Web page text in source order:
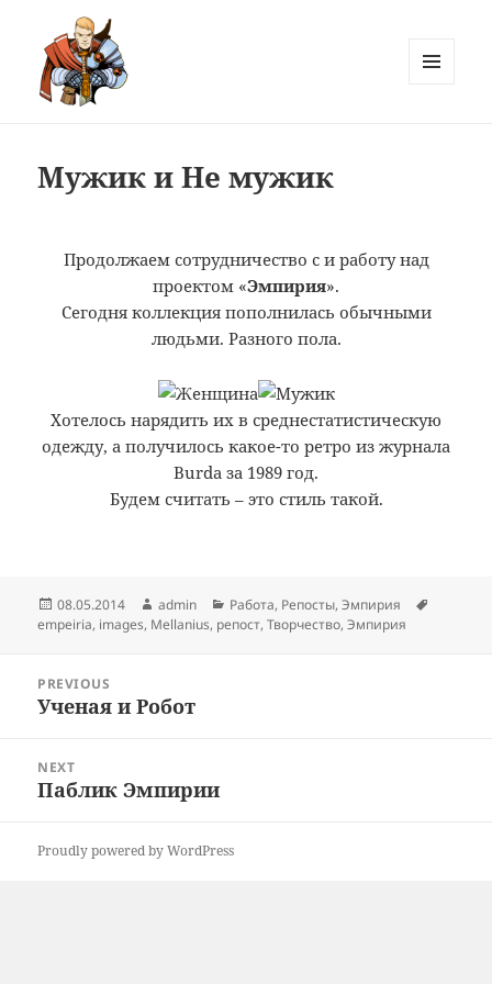
Мужик и Не мужик
Продолжаем сотрудничество с и работу над
проектом «Эмпирия».
Сегодня коллекция пополнилась обычными
людьми. Разного пола.
Хотелось нарядить их в среднестатистическую
одежду, а получилось какое-то ретро из журнала
Burda за 1989 год.
Будем считать – это стиль такой.
Posted
on
08.05.2014 Author
admin Categories
Работа, Репосты,Эмпирия
empeiria, images, Mellanius, репост,Творчество,Эмпирия
navigation
PREVIOUS
Previous
Ученая и Робот
NEXT
Next
Паблик Эмпирии
Proudly powered by WordPress